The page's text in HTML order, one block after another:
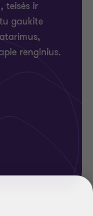
teisės ir
gaukite
renginius.